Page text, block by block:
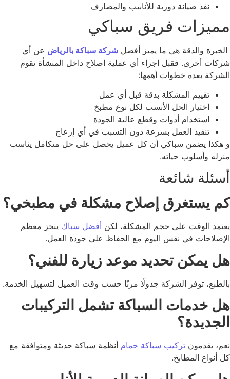
نفذ صيانة دورية للأنابيب والمصارف
فريق سباكي
والدقة هي ما يميز أفضل شركة سباكة بالرياضعن أي
أخرى. فقبل اجراء أي عملية اصلاح داخل المنشأة تقوم
بعده خطوات أهمها:
تقييم المشكلة بدقة قبل أي عمل
اختيار الحل الأنسب لكل نوع مطبخ
استخدام أدوات وقطع عالية الجودة
تنفيذ العمل بسرعة دون التسبب في أي إزعاج
يضمن سباكي أن كل عميل يحصل على حل متكامل يناسب
وأسلوب حياته.
شائعة
يستغرق إصلاح مشكلة في مطبخي؟
الوقت على حجم المشكلة، لكنأفضل سباكينجز معظم
في نفس اليوم مع الحفاظ علي جودة العمل.
يمكن تحديد موعد زيارة للفني؟
توفر الشركة جدولًا مرنًا حسب وقت العميل لتسهيل الخدمة.
خدمات السباكة تشمل التركيبات
يقدمونتركيب سباكة حمامأنظمة سباكة حديثة ومتوافقة مع
أنواع المطابخ.